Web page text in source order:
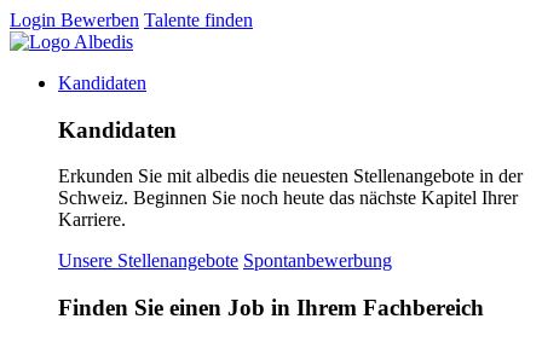
Login Bewerben Talente finden
Kandidaten
Kandidaten
Erkunden Sie mit albedis die neuesten Stellenangebote in der
Schweiz. Beginnen Sie noch heute das nächste Kapitel Ihrer
Karriere.
Unsere Stellenangebote Spontanbewerbung
Finden Sie einen Job in Ihrem Fachbereich